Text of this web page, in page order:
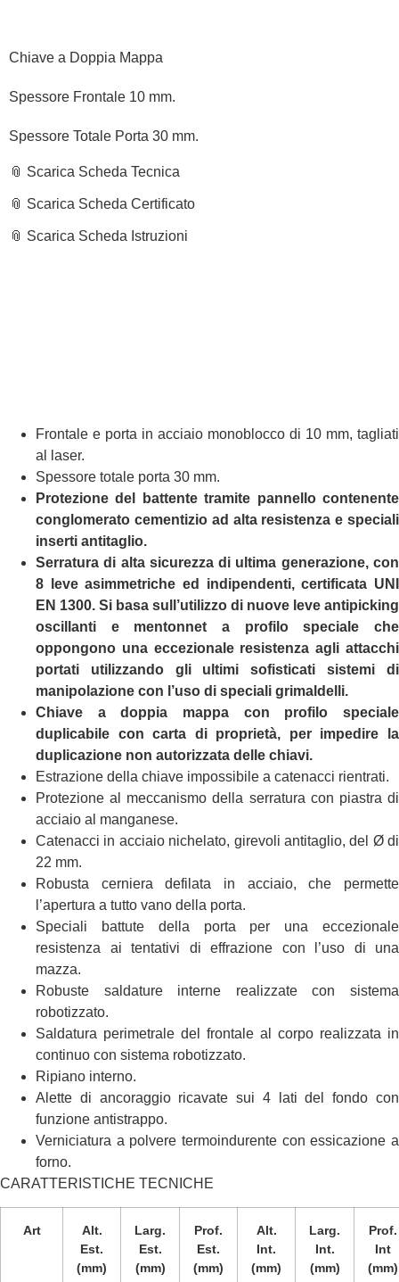
Chiave a Doppia Mappa
Spessore Frontale 10 mm.
Spessore Totale Porta 30 mm.
📎 Scarica Scheda Tecnica
📎 Scarica Scheda Certificato
📎 Scarica Scheda Istruzioni
Frontale e porta in acciaio monoblocco di 10 mm, tagliati
al laser.
Spessore totale porta 30 mm.
Protezione del battente tramite pannello contenente
conglomerato cementizio ad alta resistenza e speciali
inserti antitaglio.
Serratura di alta sicurezza di ultima generazione, con
8 leve asimmetriche ed indipendenti, certificata UNI
EN 1300. Si basa sull’utilizzo di nuove leve antipicking
oscillanti e mentonnet a profilo speciale che
oppongono una eccezionale resistenza agli attacchi
portati utilizzando gli ultimi sofisticati sistemi di
manipolazione con l’uso di speciali grimaldelli.
Chiave a doppia mappa con profilo speciale
duplicabile con carta di proprietà, per impedire la
duplicazione non autorizzata delle chiavi.
Estrazione della chiave impossibile a catenacci rientrati.
Protezione al meccanismo della serratura con piastra di
acciaio al manganese.
Catenacci in acciaio nichelato, girevoli antitaglio, del Ø di
22 mm.
Robusta cerniera defilata in acciaio, che permette
l’apertura a tutto vano della porta.
Speciali battute della porta per una eccezionale
resistenza ai tentativi di effrazione con l’uso di una
mazza.
Robuste saldature interne realizzate con sistema
robotizzato.
Saldatura perimetrale del frontale al corpo realizzata in
continuo con sistema robotizzato.
Ripiano interno.
Alette di ancoraggio ricavate sui 4 lati del fondo con
funzione antistrappo.
Verniciatura a polvere termoindurente con essicazione a
forno.
CARATTERISTICHE TECNICHE
Art
Alt.
Est.
(mm)
Larg.
Est.
(mm)
Prof.
Est.
(mm)
Alt.
Int.
(mm)
Larg.
Int.
(mm)
Prof.
Int
(mm)